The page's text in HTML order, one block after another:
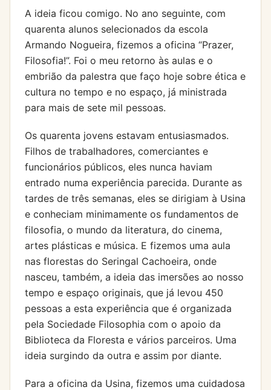
A ideia ficou comigo. No ano seguinte, com
quarenta alunos selecionados da escola
Armando Nogueira, fizemos a oficina “Prazer,
Filosofia!”. Foi o meu retorno às aulas e o
embrião da palestra que faço hoje sobre ética e
cultura no tempo e no espaço, já ministrada
para mais de sete mil pessoas.
Os quarenta jovens estavam entusiasmados.
Filhos de trabalhadores, comerciantes e
funcionários públicos, eles nunca haviam
entrado numa experiência parecida. Durante as
tardes de três semanas, eles se dirigiam à Usina
e conheciam minimamente os fundamentos de
filosofia, o mundo da literatura, do cinema,
artes plásticas e música. E fizemos uma aula
nas florestas do Seringal Cachoeira, onde
nasceu, também, a ideia das imersões ao nosso
tempo e espaço originais, que já levou 450
pessoas a esta experiência que é organizada
pela Sociedade Filosophia com o apoio da
Biblioteca da Floresta e vários parceiros. Uma
ideia surgindo da outra e assim por diante.
Para a oficina da Usina, fizemos uma cuidadosa